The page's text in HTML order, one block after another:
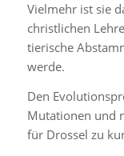
Vielmehr ist sie
christlichen
tierische
werde.
Den
Mutationen und
für Drossel zu